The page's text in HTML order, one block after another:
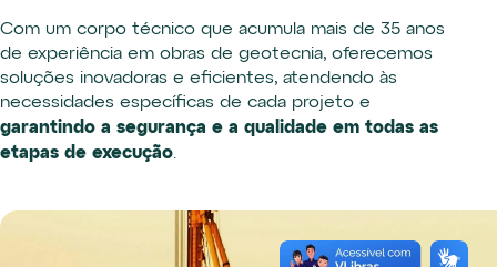
Com um corpo técnico que acumula mais de 35 anos
de experiência em obras de geotecnia, oferecemos
soluções inovadoras e eficientes, atendendo às
necessidades específicas de cada projeto e
garantindo a segurança e a qualidade em todas as
etapas de execução.